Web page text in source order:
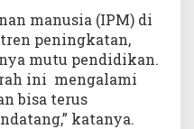
manusia (IPM) di
peningkatan,
mutu pendidikan.
ini mengalami
bisa terus
katanya.